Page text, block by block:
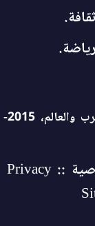
صحيفة نيسان الالكترونية: اخبار الأردن والعرب والعالم، 2015-
سياسة الخصوصية :: Privacy